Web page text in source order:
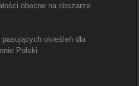
obecne na obszarze
określeń dla
Polski